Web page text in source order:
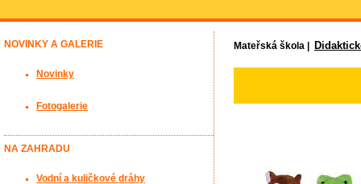
Mateřská škola |
NOVINKY A GALERIE
Novinky
Fotogalerie
NA ZAHRADU
Vodní a kuličkové dráhy